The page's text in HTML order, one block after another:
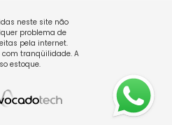
neste site não
problema de
pela internet.
tranqüilidade. A
estoque.